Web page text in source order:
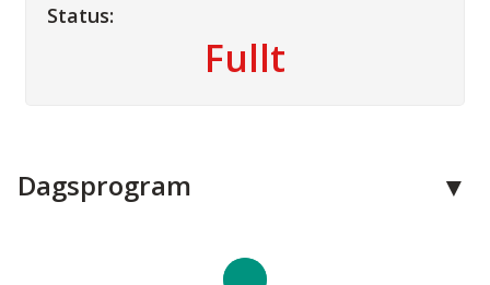
Status:
Fullt
Telefon:
info@hagestadtouring.se
Dagsprogram